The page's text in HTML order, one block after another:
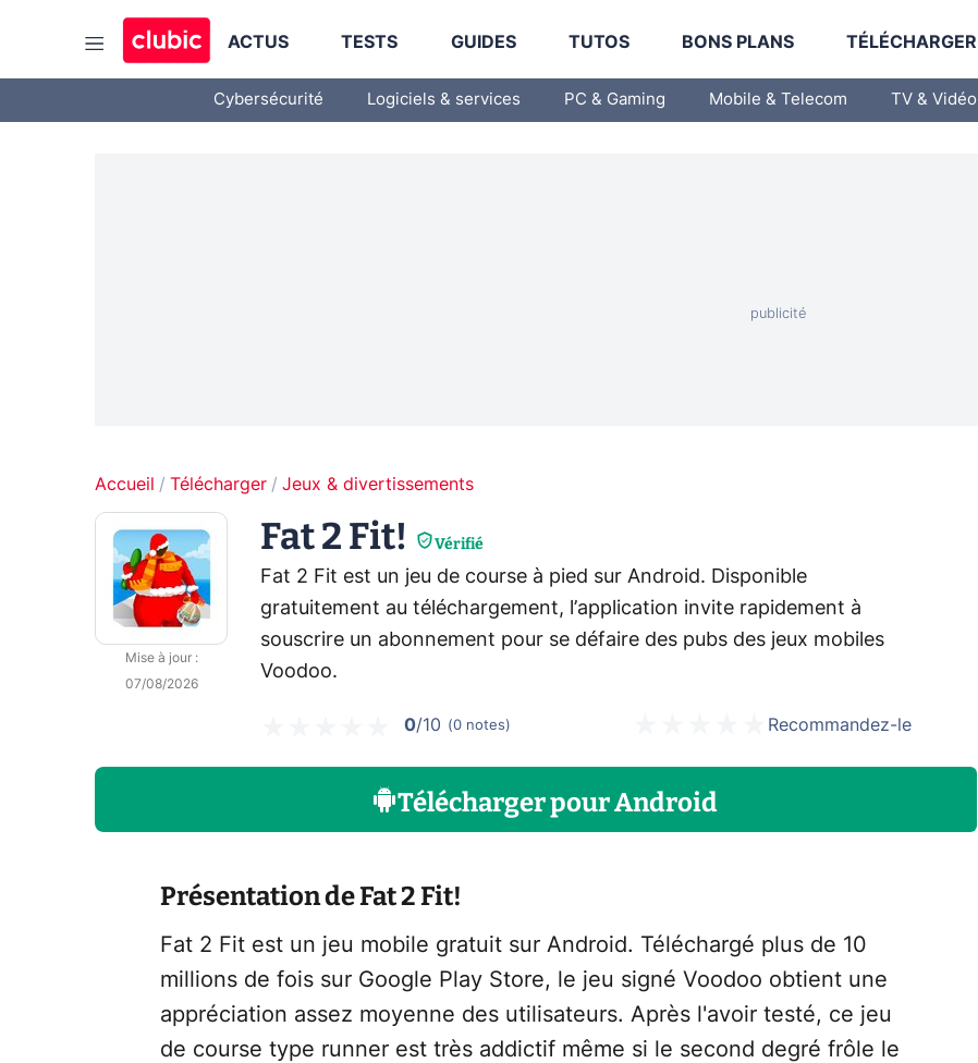
ACTUS TESTS GUIDES TUTOS BONS PLANS TÉLÉCHARGER
Cybersécurité Logiciels & services PC & Gaming Mobile & Telecom TV & Vidéo
Accueil Télécharger Jeux & divertissements
Mise à jour:
07/08/2026
Fat 2 Fit! Vérifié
Fat 2 Fit est un jeu de course à pied sur Android. Disponible
gratuitement au téléchargement, l’application invite rapidement à
souscrire un abonnement pour se défaire des pubs des jeux mobiles
Voodoo.
0/10 (0 notes) Recommandez-le
TéléchargerpourAndroid
Présentation de Fat 2 Fit!
Fat 2 Fit est un jeu mobile gratuit sur Android. Téléchargé plus de 10
millions de fois sur Google Play Store, le jeu signé Voodoo obtient une
appréciation assez moyenne des utilisateurs. Après l'avoir testé, ce jeu
de course type runner est très addictif même si le second degré frôle le